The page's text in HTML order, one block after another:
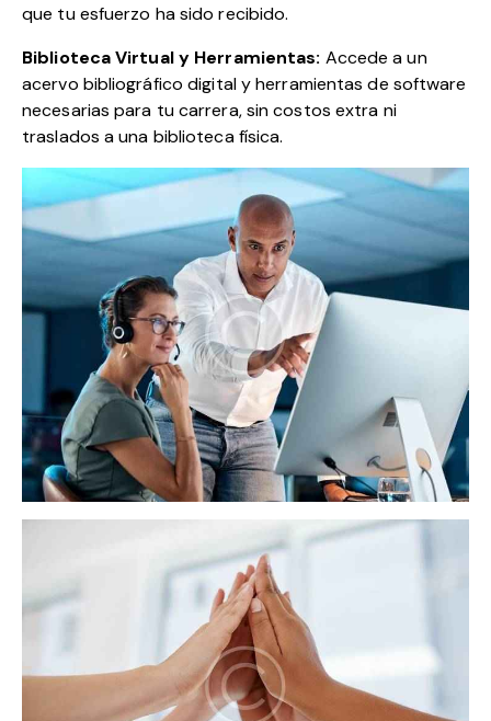
que tu esfuerzo ha sido recibido.
Biblioteca Virtual y Herramientas: Accede a un
acervo bibliográfico digital y herramientas de software
necesarias para tu carrera, sin costos extra ni
traslados a una biblioteca física.